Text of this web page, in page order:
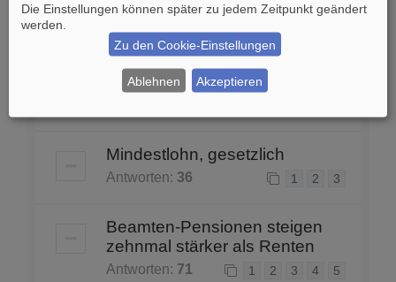
Antworten:1
Bilanz seit der Einführung des
ALG II
Mindestlohn, gesetzlich
Antworten: 36 1 2 3
Beamten-Pensionen steigen
zehnmal stärker als Renten
Antworten: 71 1 2 3 4 5
Die Einstellungen können später zu jedem Zeitpunkt geändert
werden.
Zu den Cookie-Einstellungen
Ablehnen Akzeptieren